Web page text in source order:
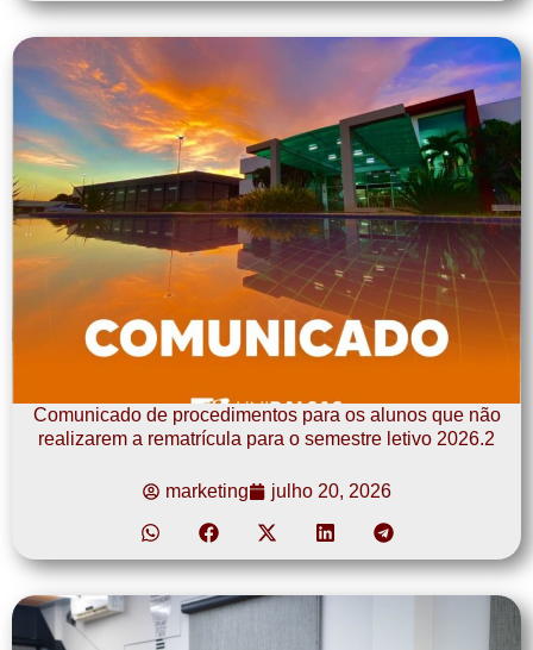
Comunicado de procedimentos para os alunos que não
realizarem a rematrícula para o semestre letivo 2026.2
marketing julho 20, 2026